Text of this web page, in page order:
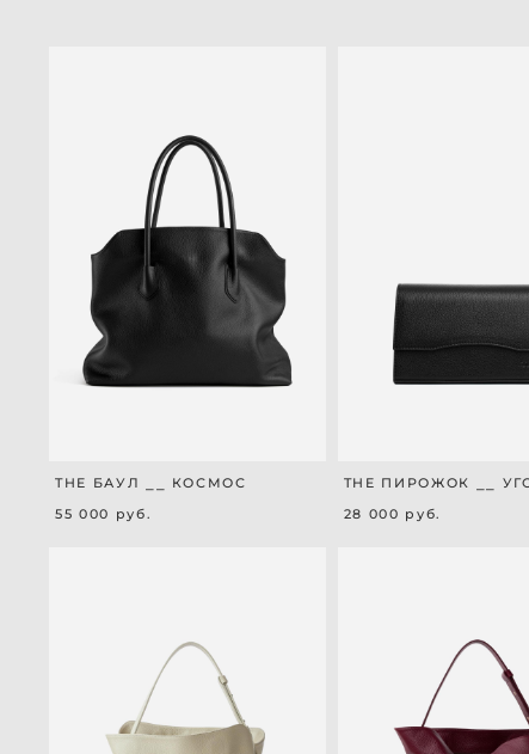
THE БАУЛ ⎯⎯ КОСМОС
55 000 pуб.
THE ПИРОЖОК ⎯⎯
28 000 pуб.